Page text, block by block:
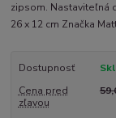
zipsom. Nastaviteľná
26 x 12 cm Značka
Dostupnosť
Cena pred
zľavou